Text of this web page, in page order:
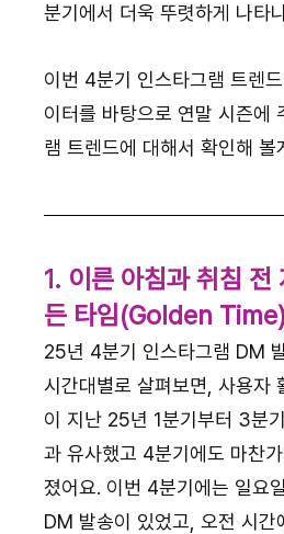
분기에서 더욱 뚜렷하게 나타
이번 4분기 인스타그램 트렌
이터를 바탕으로 연말 시즌에
램 트렌드에 대해서 확인해 볼
1. 이른 아침과 취침 전
든 타임(Golden
25년 4분기 인스타그램 DM
시간대별로 살펴보면, 사용자
이 지난 25년 1분기부터 3분
과 유사했고 4분기에도 마찬
졌어요. 이번 4분기에는 일요
DM 발송이 있었고, 오전 시간